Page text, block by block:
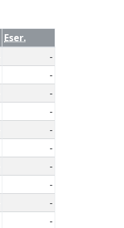
Eser.
-
-
-
-
-
-
-
-
-
-